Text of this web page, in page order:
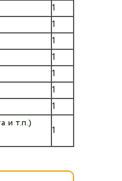
1
1
1
1
1
1
1
и т.п.)
1